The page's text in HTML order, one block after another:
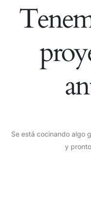
Se está cocinando algo
y